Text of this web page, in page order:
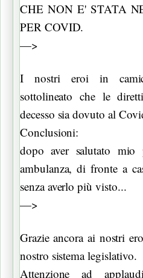
CHE NON E' STATA
PER COVID.
—>
I nostri eroi in
sottolineato che le
decesso sia dovuto al
Conclusioni:
dopo aver salutato
ambulanza, di fronte a
senza averlo più visto...
—>
Grazie ancora ai nostri
nostro sistema legislativo.
Attenzione ad